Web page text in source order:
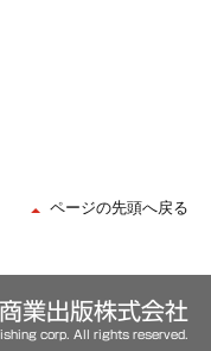
ページの先頭へ戻る